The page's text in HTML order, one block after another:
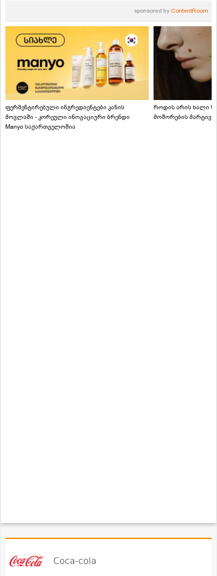
sponsored by ContentRoom
ფერმენტირებული ინგრედიენტები კანის
მოვლაში - კორეული ინოვაციური ბრენდი
Manyo საქართველოშია
როდის არის ხალი
მოშორების
Coca-cola